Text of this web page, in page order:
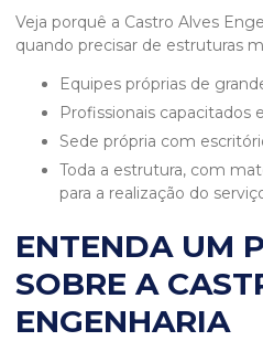
Veja porquê a Castro Alves
quando precisar de estruturas
equipes próprias de
profissionais capacitados
sede própria com
toda a estrutura, com materiais totalmente adequado
para a realização do
ENTENDA UM
SOBRE A
ENGENHARIA